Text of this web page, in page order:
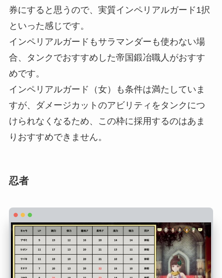
券にすると思うので、実質インペリアルガード1択
といった感じです。
インペリアルガードもサラマンダーも使わない場
合、タンクでおすすめした帝国鍛冶職人がおすす
めです。
インペリアルガード（女）も条件は満たしていま
すが、ダメージカットのアビリティをタンクにつ
けられなくなるため、この枠に採用するのはあま
りおすすめできません。
忍者